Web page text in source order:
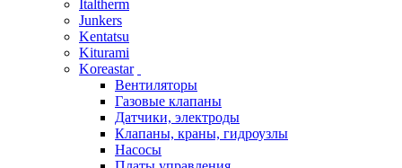
Italtherm
Junkers
Kentatsu
Kiturami
Koreastar
Вентиляторы
Газовые клапаны
Датчики, электроды
Клапаны, краны, гидроузлы
Насосы